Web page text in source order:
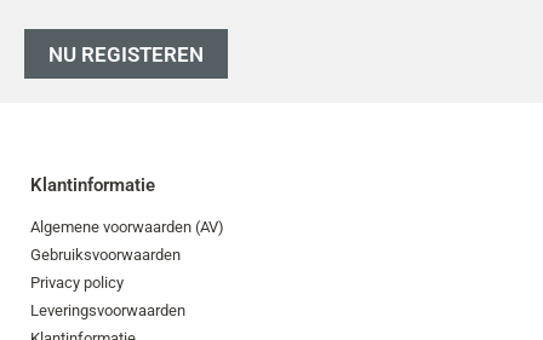
NU REGISTEREN
Klantinformatie
Algemene voorwaarden (AV)
Gebruiksvoorwaarden
Privacy policy
Leveringsvoorwaarden